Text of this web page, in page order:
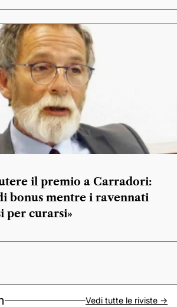
il premio a Carradori:
bonus mentre i ravennati
per curarsi»
Vedi tutte le riviste ->